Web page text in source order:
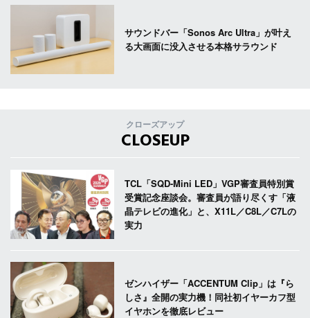
サウンドバー「Sonos Arc Ultra」が叶え
る大画面に没入させる本格サラウンド
クローズアップ
CLOSEUP
TCL「SQD-Mini LED」VGP審査員特別賞
受賞記念座談会。審査員が語り尽くす「液
晶テレビの進化」と、X11L／C8L／C7Lの
実力
ゼンハイザー「ACCENTUM Clip」は『ら
しさ』全開の実力機！同社初イヤーカフ型
イヤホンを徹底レビュー